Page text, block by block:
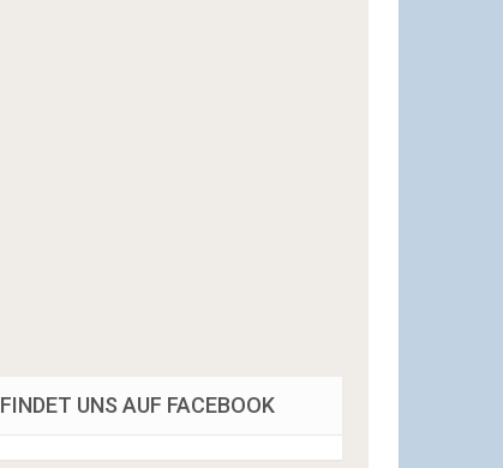
FINDET UNS AUF FACEBOOK